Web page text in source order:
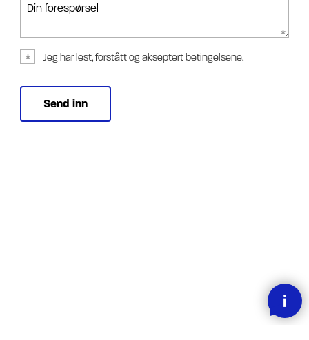
Din forespørsel
Jeg har lest, forstått og akseptert betingelsene.